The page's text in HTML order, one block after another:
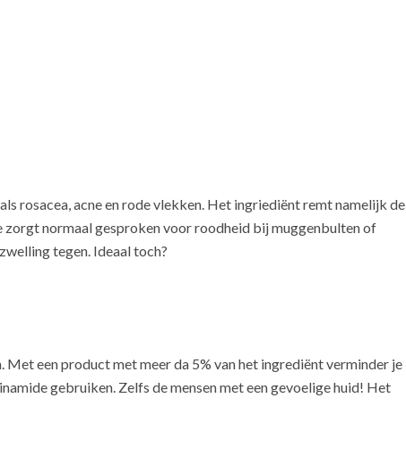
rosacea, acne en rode vlekken. Het ingriediënt remt namelijk de
normaal gesproken voor roodheid bij muggenbulten of
tegen. Ideaal toch?
een product met meer da 5% van het ingrediënt verminder je
gebruiken. Zelfs de mensen met een gevoelige huid! Het